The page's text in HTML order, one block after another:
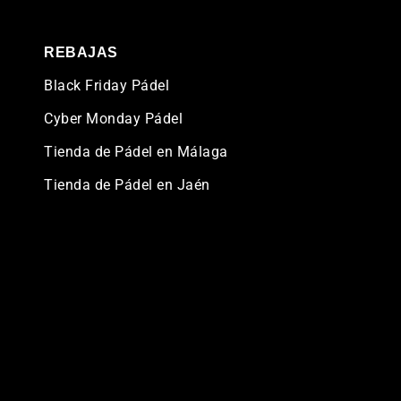
REBAJAS
Black Friday Pádel
Cyber Monday Pádel
Tienda de Pádel en Málaga
Tienda de Pádel en Jaén